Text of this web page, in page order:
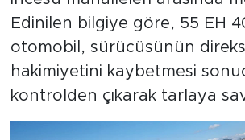
Edinilen bilgiye göre, 55 EH
otomobil, sürücüsünün
hakimiyetini kaybetmesi
kontrolden çıkarak tarlaya